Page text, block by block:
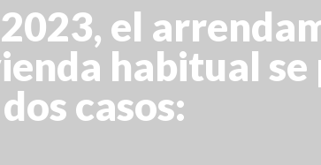
el
habitual
dos casos: